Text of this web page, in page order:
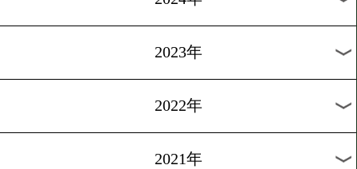
[公開練習]2013.1.15
佐藤、今年は王座統一!!
1